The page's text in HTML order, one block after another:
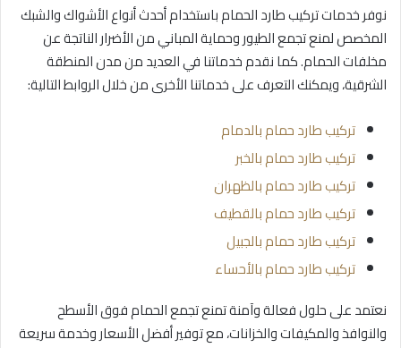
نوفر خدمات تركيب طارد الحمام باستخدام أحدث أنواع الأشواك والشبك
المخصص لمنع تجمع الطيور وحماية المباني من الأضرار الناتجة عن
مخلفات الحمام. كما نقدم خدماتنا في العديد من مدن المنطقة
الشرقية، ويمكنك التعرف على خدماتنا الأخرى من خلال الروابط التالية:
تركيب طارد حمام بالدمام
تركيب طارد حمام بالخبر
تركيب طارد حمام بالظهران
تركيب طارد حمام بالقطيف
تركيب طارد حمام بالجبيل
تركيب طارد حمام بالأحساء
نعتمد على حلول فعالة وآمنة تمنع تجمع الحمام فوق الأسطح
والنوافذ والمكيفات والخزانات، مع توفير أفضل الأسعار وخدمة سريعة